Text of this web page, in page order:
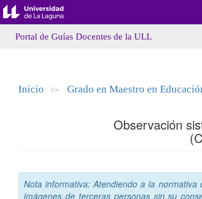
Portal de Guías Docentes de la ULL
Inicio >> Grado en Maestro en
Observación
Nota informativa: Atendiendo a la
imágenes de terceras personas sin su